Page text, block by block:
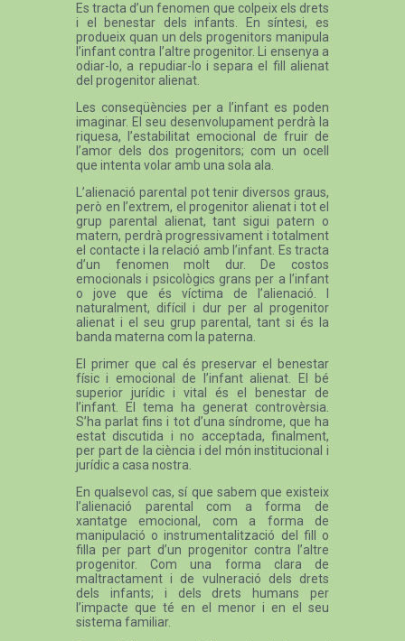
Es tracta d’un fenomen que colpeix els drets
i el benestar dels infants. En síntesi, es
produeix quan un dels progenitors manipula
l’infant contra l’altre progenitor. Li ensenya a
odiar-lo, a repudiar-lo i separa el fill alienat
del progenitor alienat.
Les conseqüències per a l’infant es poden
imaginar. El seu desenvolupament perdrà la
riquesa, l’estabilitat emocional de fruir de
l’amor dels dos progenitors; com un ocell
que intenta volar amb una sola ala.
L’alienació parental pot tenir diversos graus,
però en l’extrem, el progenitor alienat i tot el
grup parental alienat, tant sigui patern o
matern, perdrà progressivament i totalment
el contacte i la relació amb l’infant. Es tracta
d’un fenomen molt dur. De costos
emocionals i psicològics grans per a l’infant
o jove que és víctima de l’alienació. I
naturalment, difícil i dur per al progenitor
alienat i el seu grup parental, tant si és la
banda materna com la paterna.
El primer que cal és preservar el benestar
físic i emocional de l’infant alienat. El bé
superior jurídic i vital és el benestar de
l’infant. El tema ha generat controvèrsia.
S’ha parlat fins i tot d’una síndrome, que ha
estat discutida i no acceptada, finalment,
per part de la ciència i del món institucional i
jurídic a casa nostra.
En qualsevol cas, sí que sabem que existeix
l’alienació parental com a forma de
xantatge emocional, com a forma de
manipulació o instrumentalització del fill o
filla per part d’un progenitor contra l’altre
progenitor. Com una forma clara de
maltractament i de vulneració dels drets
dels infants; i dels drets humans per
l’impacte que té en el menor i en el seu
sistema familiar.